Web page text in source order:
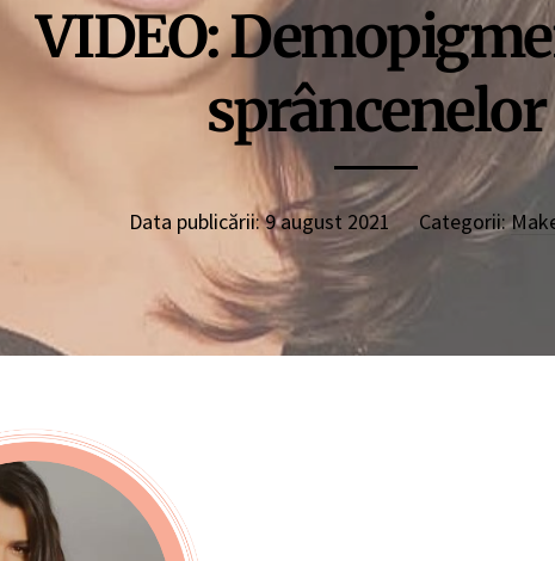
VIDEO:
sprâncenelor
Data publicării:9 august 2021 Categorii: